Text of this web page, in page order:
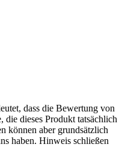
dass die Bewertung von
die dieses Produkt tatsächlich
können aber grundsätzlich
haben. Hinweis schließen